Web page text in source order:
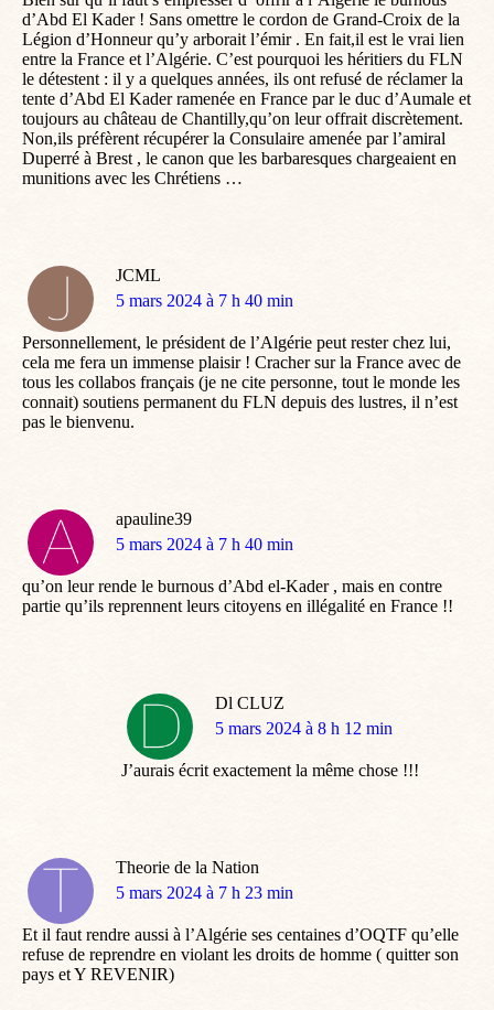
d’Abd El Kader ! Sans omettre le cordon de Grand-Croix de la
Légion d’Honneur qu’y arborait l’émir . En fait,il est le vrai lien
entre la France et l’Algérie. C’est pourquoi les héritiers du FLN
le détestent : il y a quelques années, ils ont refusé de réclamer la
tente d’Abd El Kader ramenée en France par le duc d’Aumale et
toujours au château de Chantilly,qu’on leur offrait discrètement.
Non,ils préfèrent récupérer la Consulaire amenée par l’amiral
Duperré à Brest , le canon que les barbaresques chargeaient en
munitions avec les Chrétiens …
JCML
dit
5 mars 2024 à 7 h 40 min
Personnellement, le président de l’Algérie peut rester chez lui,
cela me fera un immense plaisir ! Cracher sur la France avec de
tous les collabos français (je ne cite personne, tout le monde les
connait) soutiens permanent du FLN depuis des lustres, il n’est
pas le bienvenu.
apauline39
dit
5 mars 2024 à 7 h 40 min
qu’on leur rende le burnous d’Abd el-Kader , mais en contre
partie qu’ils reprennent leurs citoyens en illégalité en France !!
Dl CLUZ
dit
5 mars 2024 à 8 h 12 min
J’aurais écrit exactement la même chose !!!
Theorie de la Nation
dit
5 mars 2024 à 7 h 23 min
Et il faut rendre aussi à l’Algérie ses centaines d’OQTF qu’elle
refuse de reprendre en violant les droits de homme ( quitter son
pays et Y REVENIR)